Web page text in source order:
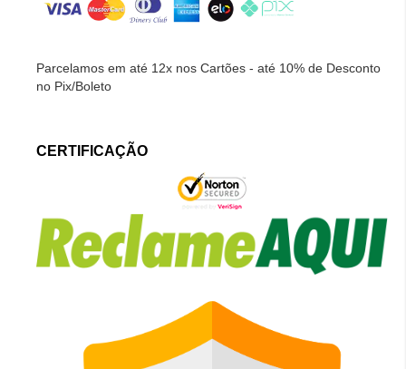
Parcelamos em até 12x nos Cartões - até 10% de Desconto
no Pix/Boleto
CERTIFICAÇÃO